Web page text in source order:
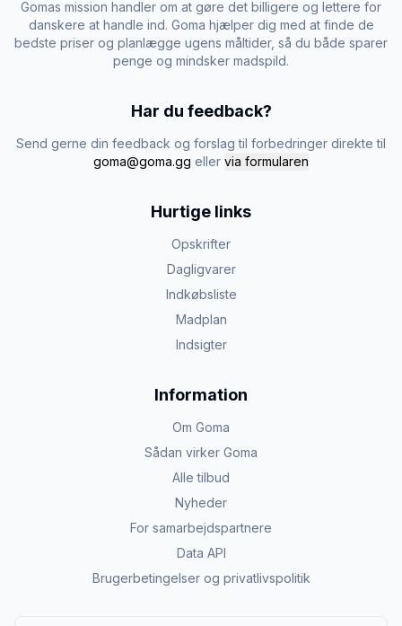
Gomas mission handler om at gøre det billigere og lettere for
danskere at handle ind. Goma hjælper dig med at finde de
bedste priser og planlægge ugens måltider, så du både sparer
penge og mindsker madspild.
Har du feedback?
Send gerne din feedback og forslag til forbedringer direkte til
goma@goma.gg eller via formularen
Hurtige links
Opskrifter
Dagligvarer
Indkøbsliste
Madplan
Indsigter
Information
Om Goma
Sådan virker Goma
Alle tilbud
Nyheder
For samarbejdspartnere
Data API
Brugerbetingelser og privatlivspolitik